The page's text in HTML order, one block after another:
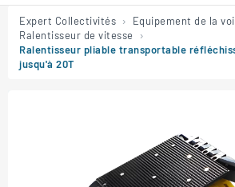
Expert Collectivités
Equipement de la
Ralentisseur de vitesse
Ralentisseur pliable transportable
jusqu'à 20T